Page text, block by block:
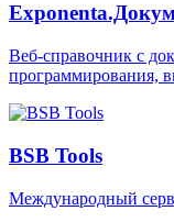
Веб-справочник с
программирования,
BSB Tools
Международный